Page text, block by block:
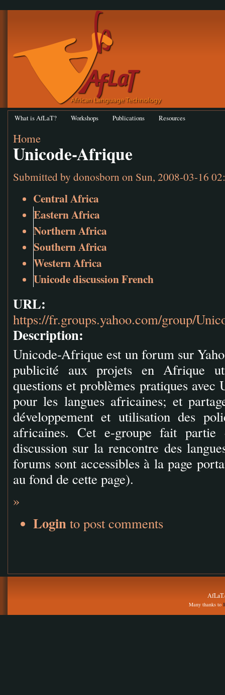
What is AfLaT? Workshops Publications Resources
Home
Unicode-Afrique
Submitted by donosborn on Sun, 2008-03-16
Central Africa
Eastern Africa
Northern Africa
Southern Africa
Western Africa
Unicode discussion French
URL:
https://fr.groups.yahoo.com/group/
Description:
Unicode-Afrique est un forum sur
publicité aux projets en Afrique
questions et problèmes pratiques avec
pour les langues africaines; et
développement et utilisation des
africaines. Cet e-groupe fait
discussion sur la rencontre des
forums sont accessibles à la page
au fond de cette page).
»
Login to post comments
Many thanks to